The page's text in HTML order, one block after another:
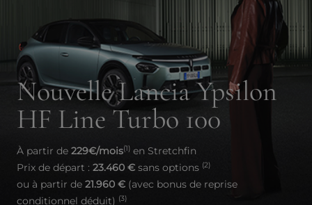
Nouvelle Lancia Ypsilon
HF Line Turbo 100
À partir de 229€/mois(1) en Stretchfin
Prix de départ : 23.460 € sans options (2)
ou à partir de 21.960 € (avec bonus de reprise
conditionnel déduit) (3)